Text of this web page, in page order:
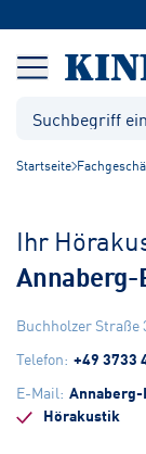
Startseite
Ihr
Buchholzer Straße
Telefon: +49 3733
E-Mail:
Hörakustik